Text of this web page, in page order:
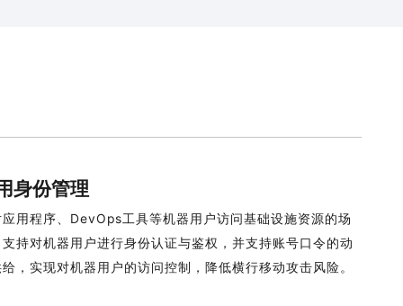
身份管理
应用程序、DevOps工具等机器用户访问基础设施资源的场
支持对机器用户进行身份认证与鉴权，并支持账号口令的动
给，实现对机器用户的访问控制，降低横行移动攻击风险。